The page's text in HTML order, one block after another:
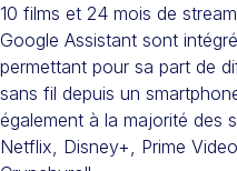
10 films et 24 mois de
Google Assistant sont
permettant pour sa part de
sans fil depuis un
également à la majorité des
Netflix, Disney+, Prime